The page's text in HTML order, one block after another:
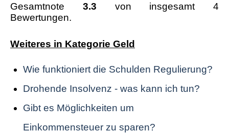
Gesamtnote 3.3 von insgesamt 4
Bewertungen.
Weiteres in Kategorie Geld
Wie funktioniert die Schulden Regulierung?
Drohende Insolvenz - was kann ich tun?
Gibt es Möglichkeiten um
Einkommensteuer zu sparen?